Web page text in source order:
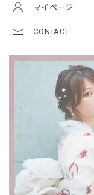
マイページ
CONTACT